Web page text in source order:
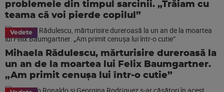
problemele din timpul sarcinii. „Trăiam cu
teama că voi pierde copilul”
Vedete
Mihaela Rădulescu, mărturisire dureroasă la
un an de la moartea lui Felix Baumgartner.
„Am primit cenușa lui într-o cutie”